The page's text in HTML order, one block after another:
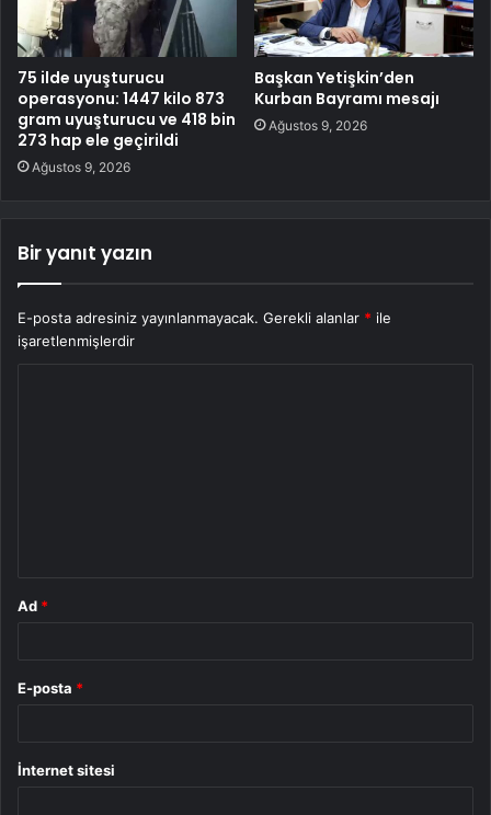
75 ilde uyuşturucu
operasyonu: 1447 kilo 873
gram uyuşturucu ve 418 bin
273 hap ele geçirildi
Ağustos 9, 2026
Başkan Yetişkin’den
Kurban Bayramı mesajı
Ağustos 9, 2026
Bir yanıt yazın
E-posta adresiniz yayınlanmayacak. Gerekli alanlar * ile
işaretlenmişlerdir
Ad *
E-posta *
İnternet sitesi